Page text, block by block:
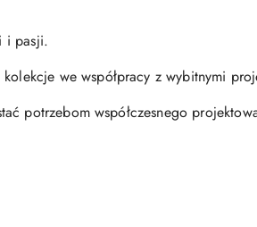
i pasji.
we współpracy z wybitnymi
potrzebom współczesnego